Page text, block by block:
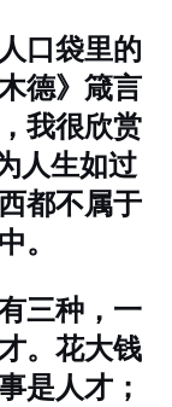
口袋里的
德》箴言
我很欣赏
人生如过
都不属于
。
三种，一
。花大钱
是人才；